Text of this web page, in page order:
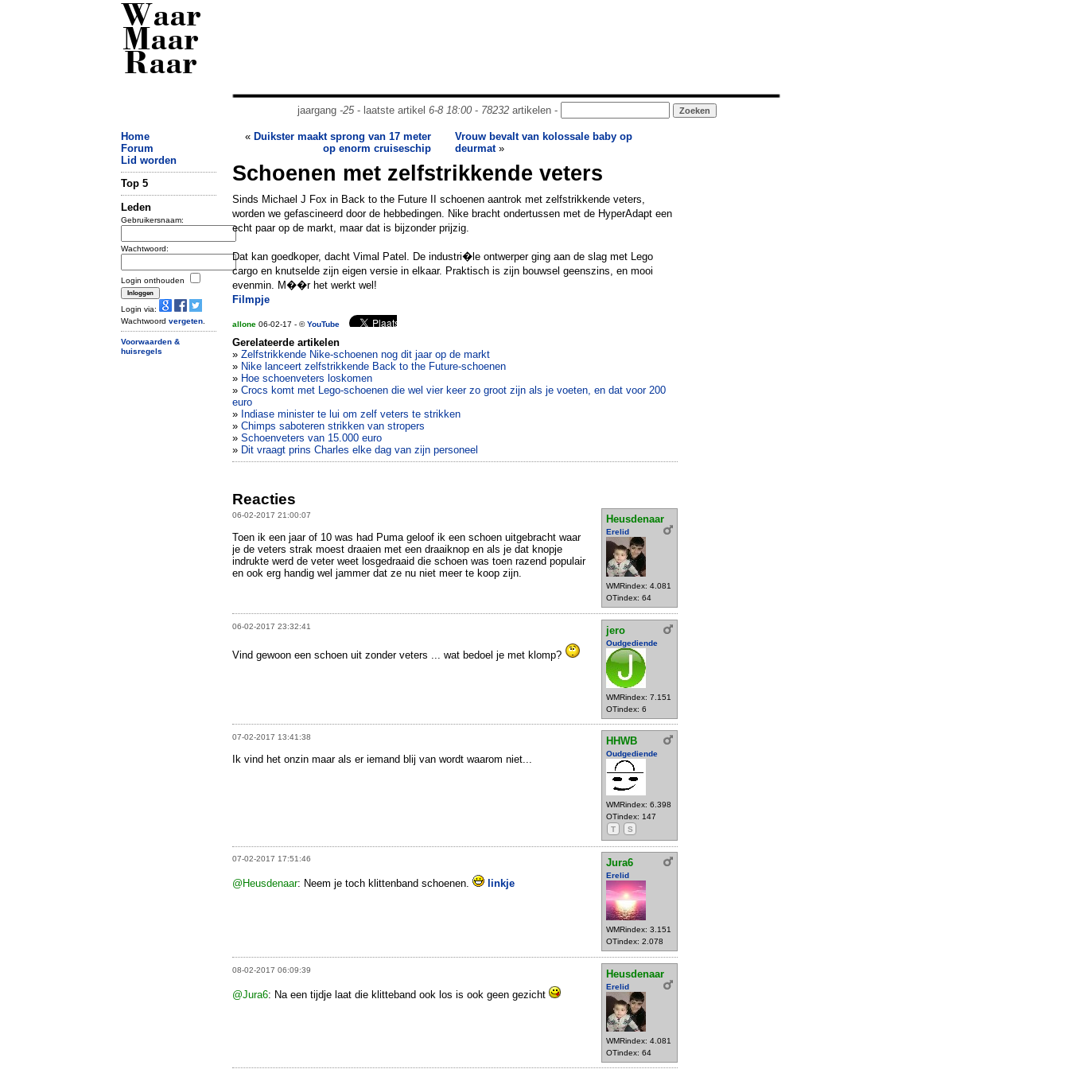
Waar
Maar
Raar
jaargang -25- laatste artikel 6-8 18:00- 78232artikelen -
Home
Forum
Lid worden
Top 5
Leden
Gebruikersnaam:
Wachtwoord:
Login onthouden
Login via:
Wachtwoord vergeten
Voorwaarden &
huisregels
« Duikster maakt sprong van 17 meter
op enorm cruiseschip
Vrouw bevalt van kolossale baby op
deurmat»
Schoenen met zelfstrikkende veters
Sinds Michael J Fox in Back to the Future II schoenen aantrok met zelfstrikkende veters,
worden we gefascineerd door de hebbedingen. Nike bracht ondertussen met de HyperAdapt een
echt paar op de markt, maar dat is bijzonder prijzig.
Dat kan goedkoper, dacht Vimal Patel. De industri�le ontwerper ging aan de slag met Lego
cargo en knutselde zijn eigen versie in elkaar. Praktisch is zijn bouwsel geenszins, en mooi
evenmin. M��r het werkt wel!
Filmpje
allone 06-02-17 - ©YouTube
Gerelateerde artikelen
» Zelfstrikkende Nike-schoenen nog dit jaar op de markt
» Nike lanceert zelfstrikkende Back to the Future-schoenen
» Hoe schoenveters loskomen
» Crocs komt met Lego-schoenen die wel vier keer zo groot zijn als je voeten, en dat voor 200
euro
» Indiase minister te lui om zelf veters te strikken
» Chimps saboteren strikken van stropers
» Schoenveters van 15.000 euro
» Dit vraagt prins Charles elke dag van zijn personeel
Reacties
06-02-2017 21:00:07 Heusdenaar
Erelid
WMRindex: 4.081
OTindex: 64
Toen ik een jaar of 10 was had Puma geloof ik een schoen uitgebracht waar
je de veters strak moest draaien met een draaiknop en als je dat knopje
indrukte werd de veter weet losgedraaid die schoen was toen razend populair
en ook erg handig wel jammer dat ze nu niet meer te koop zijn.
06-02-2017 23:32:41 jero
Oudgediende
WMRindex: 7.151
OTindex: 6
Vind gewoon een schoen uit zonder veters ... wat bedoel je met klomp?
07-02-2017 13:41:38 HHWB
Oudgediende
WMRindex: 6.398
OTindex: 147
T
S
Ik vind het onzin maar als er iemand blij van wordt waarom niet...
07-02-2017 17:51:46 Jura6
Erelid
WMRindex: 3.151
OTindex: 2.078
@Heusdenaar: Neem je toch klittenband schoenen. linkje
08-02-2017 06:09:39 Heusdenaar
Erelid
WMRindex: 4.081
OTindex: 64
@Jura6: Na een tijdje laat die klitteband ook los is ook geen gezicht